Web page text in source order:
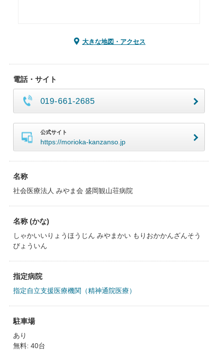
大きな地図・アクセス
電話・サイト
019-661-2685
公式サイト
https://morioka-kanzanso.jp
名称
社会医療法人 みやま会 盛岡観山荘病院
名称 (かな)
しゃかいいりょうほうじん みやまかい もりおかかんざんそう
びょういん
指定病院
指定自立支援医療機関（精神通院医療）
駐車場
あり
無料: 40台